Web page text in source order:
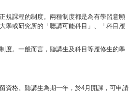
規課程的制度。兩種制度都是為有學習意願
學或研究所的「聴講可能科目」、「科目履
度。一般而言，聽講生及科目等履修生的學
資格。聽講生為期一年，於4月開課，可申請